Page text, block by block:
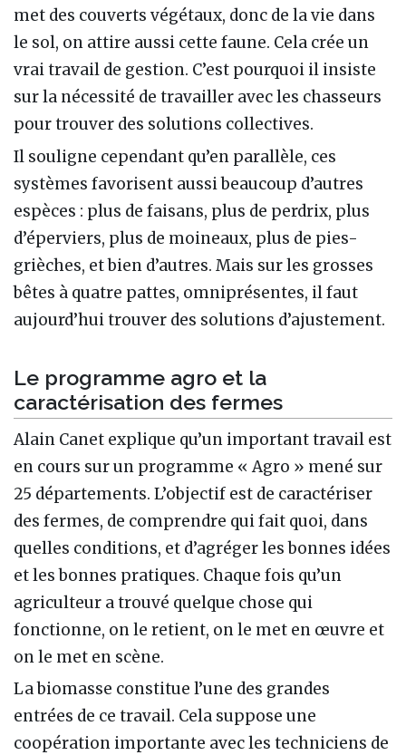
met des couverts végétaux, donc de la vie dans
le sol, on attire aussi cette faune. Cela crée un
vrai travail de gestion. C’est pourquoi il insiste
sur la nécessité de travailler avec les chasseurs
pour trouver des solutions collectives.
Il souligne cependant qu’en parallèle, ces
systèmes favorisent aussi beaucoup d’autres
espèces : plus de faisans, plus de perdrix, plus
d’éperviers, plus de moineaux, plus de pies-
grièches, et bien d’autres. Mais sur les grosses
bêtes à quatre pattes, omniprésentes, il faut
aujourd’hui trouver des solutions d’ajustement.
Le programme agro et la
caractérisation des fermes
Alain Canet explique qu’un important travail est
en cours sur un programme « Agro » mené sur
25 départements. L’objectif est de caractériser
des fermes, de comprendre qui fait quoi, dans
quelles conditions, et d’agréger les bonnes idées
et les bonnes pratiques. Chaque fois qu’un
agriculteur a trouvé quelque chose qui
fonctionne, on le retient, on le met en œuvre et
on le met en scène.
La biomasse constitue l’une des grandes
entrées de ce travail. Cela suppose une
coopération importante avec les techniciens de